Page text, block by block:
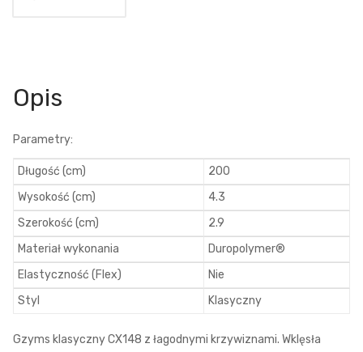
Opis
Parametry:
Długość (cm)
200
Wysokość (cm)
4.3
Szerokość (cm)
2.9
Materiał wykonania
Duropolymer®
Elastyczność (Flex)
Nie
Styl
Klasyczny
Gzyms klasyczny CX148 z łagodnymi krzywiznami. Wklęsła